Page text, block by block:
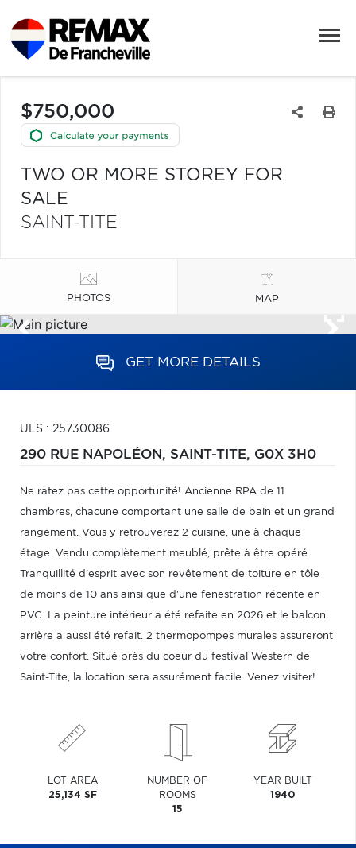
$750,000
TWO OR MORE STOREY FOR
SALE
SAINT-TITE
PHOTOS MAP
GET MORE DETAILS
ULS : 25730086
290 RUE NAPOLÉON, SAINT-TITE, G0X 3H0
Ne ratez pas cette opportunité! Ancienne RPA de 11
chambres, chacune comportant une salle de bain et un grand
rangement. Vous y retrouverez 2 cuisine, une à chaque
étage. Vendu complètement meublé, prête à être opéré.
Tranquillité d'esprit avec son revêtement de toiture en tôle
de moins de 10 ans ainsi que d'une fenestration récente en
PVC. La peinture intérieur a été refaite en 2026 et le balcon
arrière a aussi été refait. 2 thermopompes murales assureront
votre confort. Situé près du coeur du festival Western de
Saint-Tite, la location sera assurément facile. Venez visiter!
LOT AREA
25,134 SF
NUMBER OF
ROOMS
15
YEAR BUILT
1940